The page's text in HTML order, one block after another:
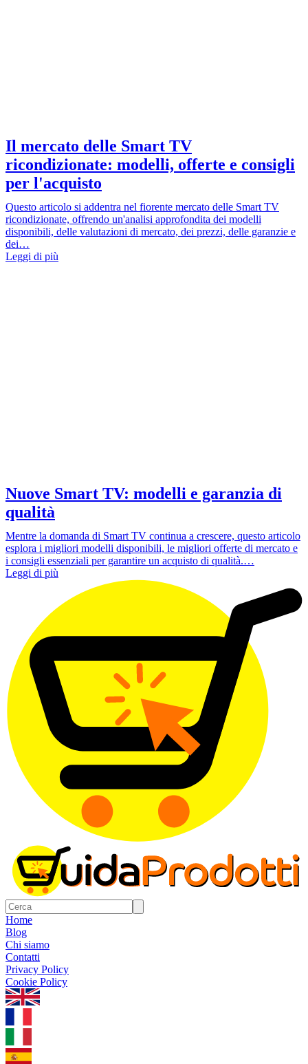
Il mercato delle Smart TV
ricondizionate: modelli, offerte e consigli
per l'acquisto
Questo articolo si addentra nel fiorente mercato delle Smart TV
ricondizionate, offrendo un'analisi approfondita dei modelli
disponibili, delle valutazioni di mercato, dei prezzi, delle garanzie e
dei…
Leggi di più
Nuove Smart TV: modelli e garanzia di
qualità
Mentre la domanda di Smart TV continua a crescere, questo articolo
esplora i migliori modelli disponibili, le migliori offerte di mercato e
i consigli essenziali per garantire un acquisto di qualità.…
Leggi di più
Home
Blog
Chi siamo
Contatti
Privacy Policy
Cookie Policy